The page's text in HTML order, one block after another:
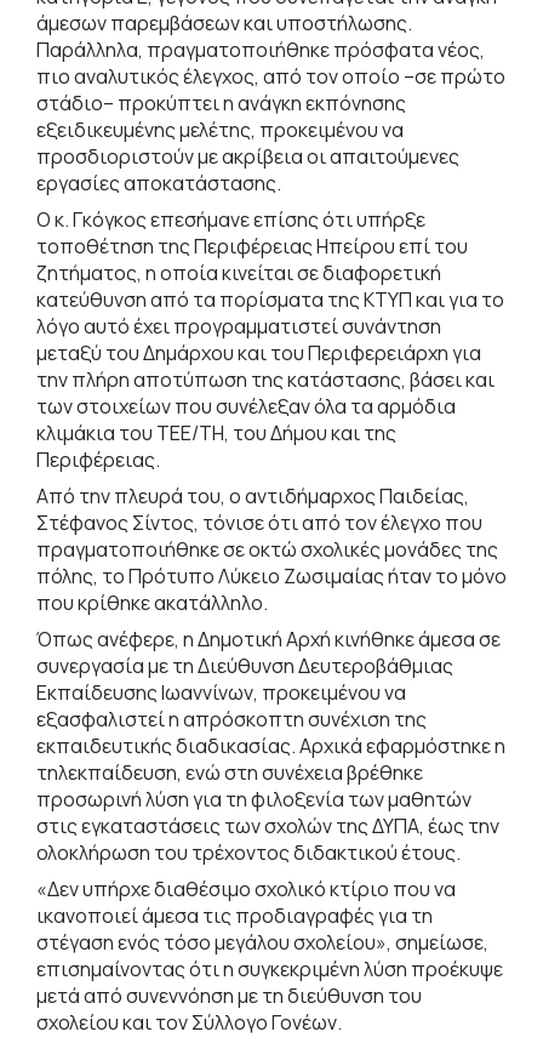
άμεσων παρεμβάσεων και υποστήλωσης.
Παράλληλα, πραγματοποιήθηκε πρόσφατα νέος,
πιο αναλυτικός έλεγχος, από τον οποίο –σε πρώτο
στάδιο– προκύπτει η ανάγκη εκπόνησης
εξειδικευμένης μελέτης, προκειμένου να
προσδιοριστούν με ακρίβεια οι απαιτούμενες
εργασίες αποκατάστασης.
Ο κ. Γκόγκος επεσήμανε επίσης ότι υπήρξε
τοποθέτηση της Περιφέρειας Ηπείρου επί του
ζητήματος, η οποία κινείται σε διαφορετική
κατεύθυνση από τα πορίσματα της ΚΤΥΠ και για το
λόγο αυτό έχει προγραμματιστεί συνάντηση
μεταξύ του Δημάρχου και του Περιφερειάρχη για
την πλήρη αποτύπωση της κατάστασης, βάσει και
των στοιχείων που συνέλεξαν όλα τα αρμόδια
κλιμάκια του ΤΕΕ/ΤΗ, του Δήμου και της
Περιφέρειας.
Από την πλευρά του, ο αντιδήμαρχος Παιδείας,
Στέφανος Σίντος, τόνισε ότι από τον έλεγχο που
πραγματοποιήθηκε σε οκτώ σχολικές μονάδες της
πόλης, το Πρότυπο Λύκειο Ζωσιμαίας ήταν το μόνο
που κρίθηκε ακατάλληλο.
Όπως ανέφερε, η Δημοτική Αρχή κινήθηκε άμεσα σε
συνεργασία με τη Διεύθυνση Δευτεροβάθμιας
Εκπαίδευσης Ιωαννίνων, προκειμένου να
εξασφαλιστεί η απρόσκοπτη συνέχιση της
εκπαιδευτικής διαδικασίας. Αρχικά εφαρμόστηκε η
τηλεκπαίδευση, ενώ στη συνέχεια βρέθηκε
προσωρινή λύση για τη φιλοξενία των μαθητών
στις εγκαταστάσεις των σχολών της ΔΥΠΑ, έως την
ολοκλήρωση του τρέχοντος διδακτικού έτους.
«Δεν υπήρχε διαθέσιμο σχολικό κτίριο που να
ικανοποιεί άμεσα τις προδιαγραφές για τη
στέγαση ενός τόσο μεγάλου σχολείου», σημείωσε,
επισημαίνοντας ότι η συγκεκριμένη λύση προέκυψε
μετά από συνεννόηση με τη διεύθυνση του
σχολείου και τον Σύλλογο Γονέων.